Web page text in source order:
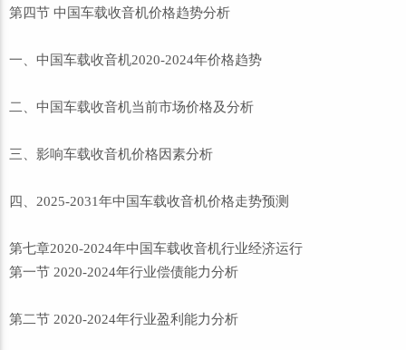
第四节 中国车载收音机价格趋势分析
一、中国车载收音机2020-2024年价格趋势
二、中国车载收音机当前市场价格及分析
三、影响车载收音机价格因素分析
四、2025-2031年中国车载收音机价格走势预测
第七章2020-2024年中国车载收音机行业经济运行
第一节 2020-2024年行业偿债能力分析
第二节 2020-2024年行业盈利能力分析